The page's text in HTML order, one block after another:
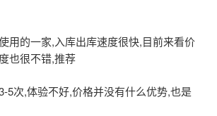
用的一家,入库出库速度很快,目前来看价
也很不错,推荐
5次,体验不好,价格并没有什么优势,也是